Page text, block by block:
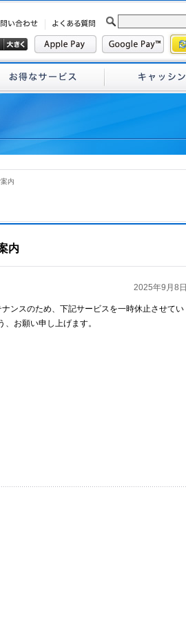
内
内
2025年9月8日
ンスのため、下記サービスを一時休止させてい
お願い申し上げます。